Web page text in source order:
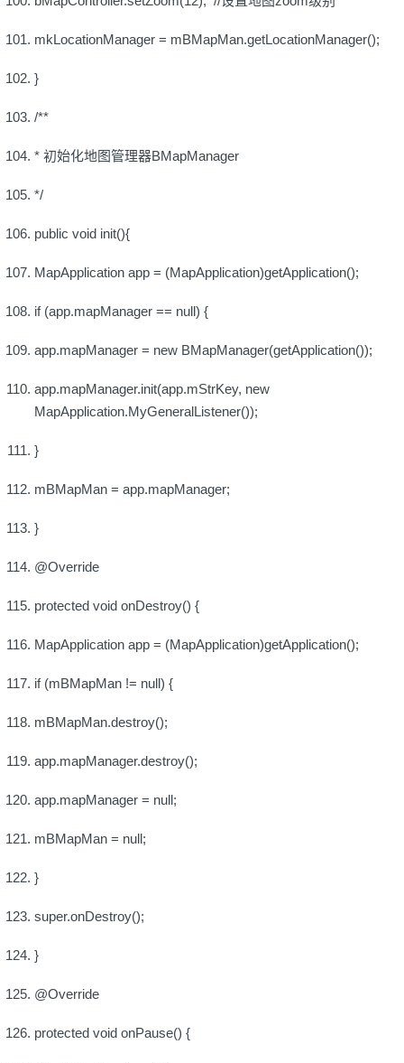
mkLocationManager = mBMapMan.getLocationManager();
}
/**
* 初始化地图管理器BMapManager
*/
public void init(){
MapApplication app = (MapApplication)getApplication();
if (app.mapManager == null) {
app.mapManager = new BMapManager(getApplication());
app.mapManager.init(app.mStrKey, new
MapApplication.MyGeneralListener());
}
mBMapMan = app.mapManager;
}
@Override
protected void onDestroy() {
MapApplication app = (MapApplication)getApplication();
if (mBMapMan != null) {
mBMapMan.destroy();
app.mapManager.destroy();
app.mapManager = null;
mBMapMan = null;
}
super.onDestroy();
}
@Override
protected void onPause() {